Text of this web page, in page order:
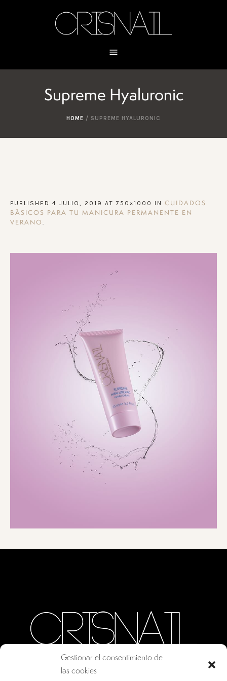
Gestionar el consentimiento de
las cookies
Supreme Hyaluronic
HOME / SUPREME HYALURONIC
PUBLISHED 4 JULIO, 2019 AT 750×1000 IN CUIDADOS
BÁSICOS PARA TU MANICURA PERMANENTE EN
VERANO .